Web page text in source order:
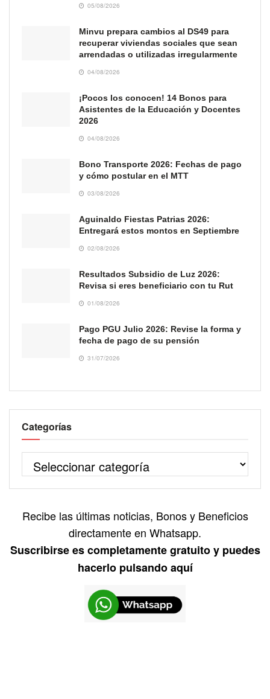
05/08/2026
Minvu prepara cambios al DS49 para
recuperar viviendas sociales que sean
arrendadas o utilizadas irregularmente
04/08/2026
¡Pocos los conocen! 14 Bonos para
Asistentes de la Educación y Docentes
2026
04/08/2026
Bono Transporte 2026: Fechas de pago
y cómo postular en el MTT
03/08/2026
Aguinaldo Fiestas Patrias 2026:
Entregará estos montos en Septiembre
02/08/2026
Resultados Subsidio de Luz 2026:
Revisa si eres beneficiario con tu Rut
01/08/2026
Pago PGU Julio 2026: Revise la forma y
fecha de pago de su pensión
31/07/2026
Categorías
Recibe las últimas noticias, Bonos y Beneficios
directamente en Whatsapp.
Suscribirse es completamente gratuito y puedes
hacerlo pulsando aquí